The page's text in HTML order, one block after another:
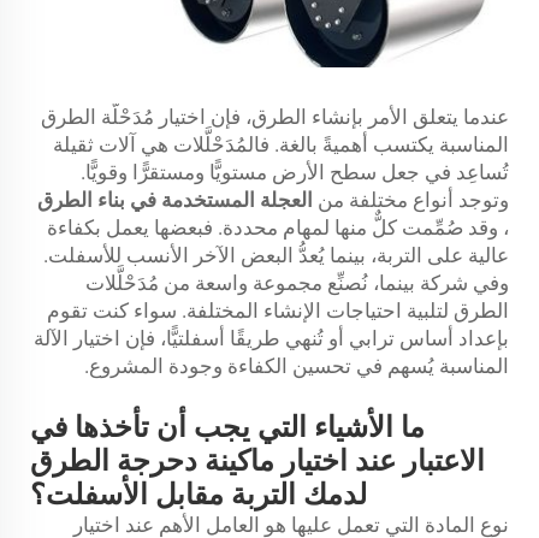
عندما يتعلق الأمر بإنشاء الطرق، فإن اختيار مُدَحْلَّة الطرق
المناسبة يكتسب أهميةً بالغة. فالمُدَحْلَّلات هي آلات ثقيلة
تُساعِد في جعل سطح الأرض مستويًّا ومستقرًّا وقويًّا.
وتوجد أنواع مختلفة من العجلة المستخدمة في بناء الطرق
، وقد صُمِّمت كلٌّ منها لمهام محددة. فبعضها يعمل بكفاءة
عالية على التربة، بينما يُعدُّ البعض الآخر الأنسب للأسفلت.
وفي شركة بينما، نُصنِّع مجموعة واسعة من مُدَحْلَّلات
الطرق لتلبية احتياجات الإنشاء المختلفة. سواء كنت تقوم
بإعداد أساس ترابي أو تُنهي طريقًا أسفلتيًّا، فإن اختيار الآلة
المناسبة يُسهم في تحسين الكفاءة وجودة المشروع.
ما الأشياء التي يجب أن تأخذها في
الاعتبار عند اختيار ماكينة دحرجة الطرق
لدمك التربة مقابل الأسفلت؟
نوع المادة التي تعمل عليها هو العامل الأهم عند اختيار